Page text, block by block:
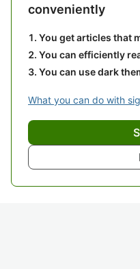
conveniently
You get articles that
You can efficiently
You can use dark
What you can do with